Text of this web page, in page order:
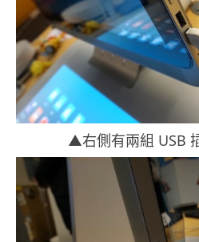
▲右側有兩組 USB